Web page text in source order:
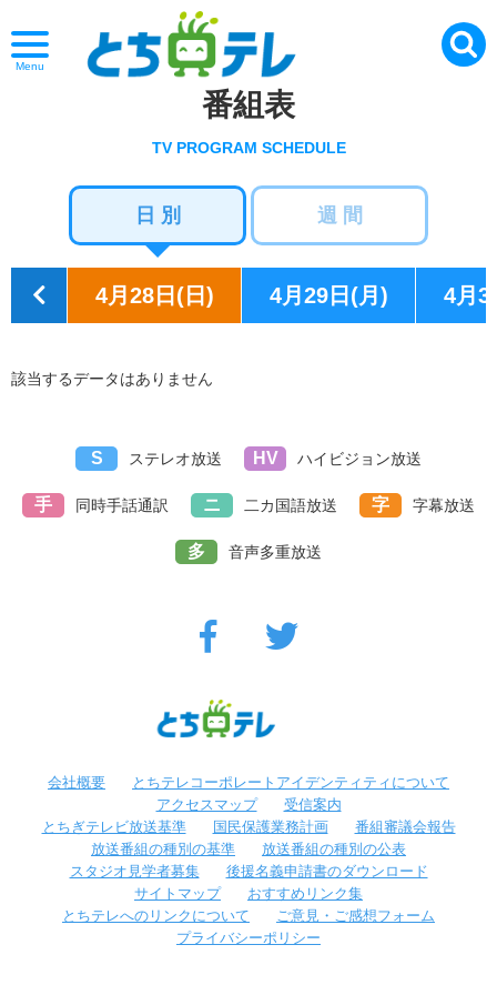
Menu
番組表
TV PROGRAM SCHEDULE
日 別 週 間
4月28日(日) 4月29日(月) 4月
該当するデータはありません
S ステレオ放送 HV ハイビジョン放送
手 同時手話通訳 ニ 二カ国語放送 字 字幕放送
多 音声多重放送
会社概要
とちテレコーポレートアイデンティティについて
アクセスマップ
受信案内
とちぎテレビ放送基準
国民保護業務計画
番組審議会報告
放送番組の種別の基準
放送番組の種別の公表
スタジオ見学者募集
後援名義申請書のダウンロード
サイトマップ
おすすめリンク集
とちテレへのリンクについて
ご意見・ご感想フォーム
プライバシーポリシー